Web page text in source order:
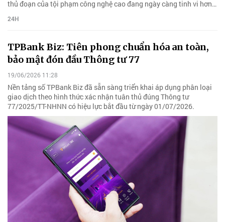
thủ đoạn của tội phạm công nghệ cao đang ngày càng tinh vi hơn…
24H
TPBank Biz: Tiên phong chuẩn hóa an toàn,
bảo mật đón đầu Thông tư 77
19/06/2026 11:28
Nền tảng số TPBank Biz đã sẵn sàng triển khai áp dụng phân loại
giao dịch theo hình thức xác nhận tuân thủ đúng Thông tư
77/2025/TT-NHNN có hiệu lực bắt đầu từ ngày 01/07/2026.